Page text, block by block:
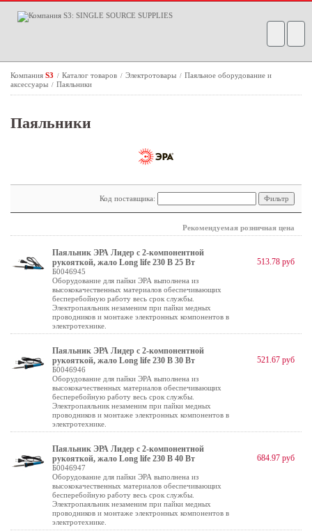
Компания S3 / Каталог товаров / Электротовары / Паяльное оборудование и
аксессуары / Паяльники
Паяльники
Код поставщика:
Рекомендуемая розничная цена
Паяльник ЭРА Лидер с 2-компонентной
рукояткой, жало Long life 230 В 25 Вт
Б0046945
Оборудование для пайки ЭРА выполнена из
высококачественных материалов обеспечивающих
бесперебойную работу весь срок службы.
Электропаяльник незаменим при пайки медных
проводников и монтаже электронных компонентов в
электротехнике.
513.78 руб
Паяльник ЭРА Лидер с 2-компонентной
рукояткой, жало Long life 230 В 30 Вт
Б0046946
Оборудование для пайки ЭРА выполнена из
высококачественных материалов обеспечивающих
бесперебойную работу весь срок службы.
Электропаяльник незаменим при пайки медных
проводников и монтаже электронных компонентов в
электротехнике.
521.67 руб
Паяльник ЭРА Лидер с 2-компонентной
рукояткой, жало Long life 230 В 40 Вт
Б0046947
Оборудование для пайки ЭРА выполнена из
высококачественных материалов обеспечивающих
бесперебойную работу весь срок службы.
Электропаяльник незаменим при пайки медных
проводников и монтаже электронных компонентов в
электротехнике.
684.97 руб